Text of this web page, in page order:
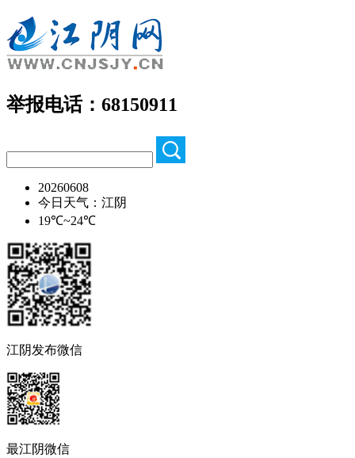
举报电话：68150911
20260608
今日天气：江阴
19℃~24℃
江阴发布微信
最江阴微信